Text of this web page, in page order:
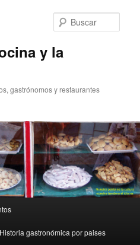
y la
gastrónomos y restaurantes
Historia gastronómica por paises